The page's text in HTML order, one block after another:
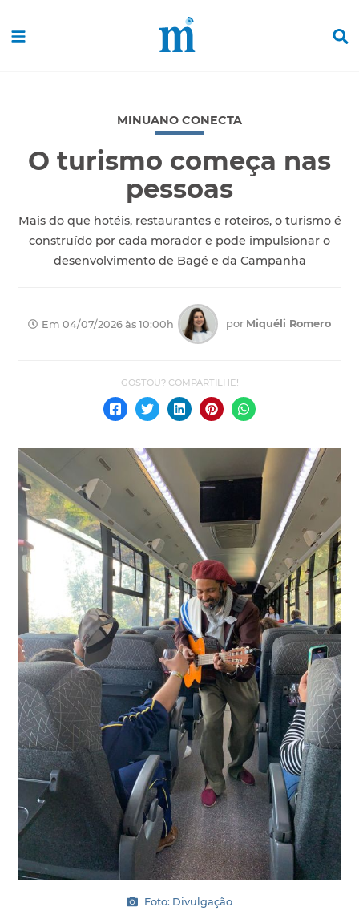
MINUANO CONECTA
O turismo começa nas
pessoas
Mais do que hotéis, restaurantes e roteiros, o turismo é
construído por cada morador e pode impulsionar o
desenvolvimento de Bagé e da Campanha
Em 04/07/2026 às 10:00h por Miquéli Romero
Foto: Divulgação